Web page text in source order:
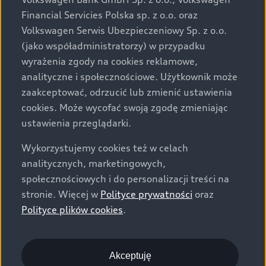
za dopłatą. Wiążące ustalenie ceny, wyposażenia i
specyfikacji pojazdu następują w umowie sprzedaży, a
określenie parametrów technicznych zawiera
świadectwo homologacji typu pojazdu. Zastrzegamy
sobie prawo do zmian i pomyłek. Wszelkie informacje
prezentowane na stronie są aktualne na dzień ich
zamieszczania. W celu uzyskania najnowszych
informacji prosimy kontaktować się z Partnerem Marki
Audi.
Wszystkie produkowane obecnie samochody marki Audi
są wykonywane z materiałów spełniających pod
względem możliwości odzysku i recyklingu wymagania
określone w normie ISO 22628 i są zgodne z
europejskimi świadectwami homologacji wydanymi wg
o.o. podlega obowiązkowi zapewnienia wszystkim
użytkownikom samochodów marki Volkswagen sieci
Financial Servicies Polska sp. z o.o. oraz
Volkswagen Serwis Ubezpieczeniowy Sp. z o.o.
(jako współadministratorzy) w przypadku
wyrażenia zgody na cookies reklamowe,
analityczne i społecznościowe. Użytkownik może
zaakceptować, odrzucić lub zmienić ustawienia
cookies. Może wycofać swoją zgodę zmieniając
ustawienia przeglądarki.
Wykorzystujemy cookies też w celach
analitycznych, marketingowych,
społecznościowych i do personalizacji treści na
stronie. Więcej w Polityce prywatności oraz
Polityce plików cookies.
Akceptuję